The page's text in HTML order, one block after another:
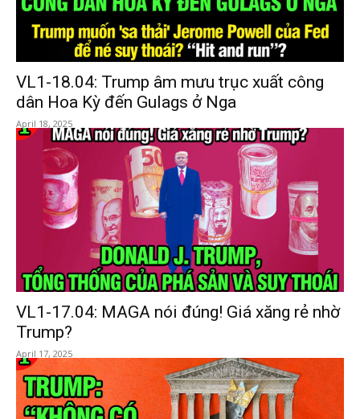
VL1-18.04: Trump âm mưu trục xuất công
dân Hoa Kỳ đến Gulags ở Nga
April 18, 2025
VL1-17.04: MAGA nói đúng! Giá xăng rẻ nhờ
Trump?
April 17, 2025